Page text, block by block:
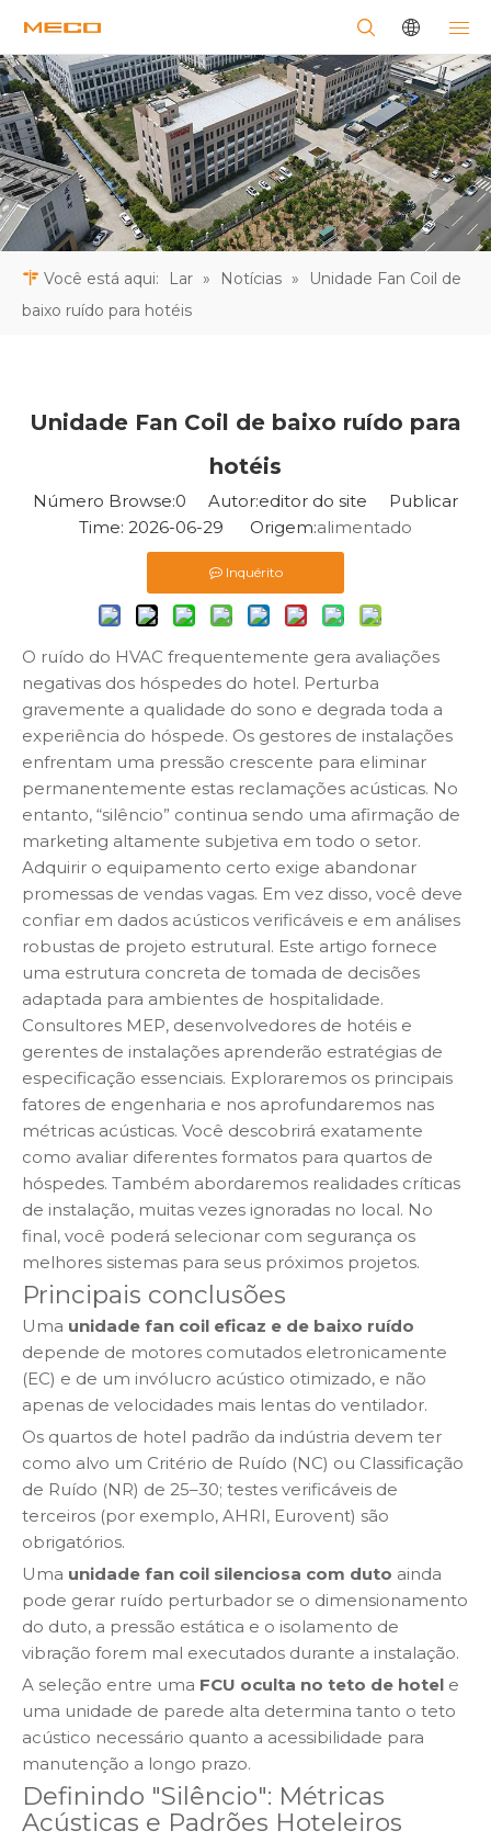
Você está aqui: Lar » Notícias »
Unidade Fan Coil de
baixo ruído para hotéis
Unidade Fan Coil de baixo ruído para
hotéis
Número Browse:0 Autor:editor do site Publicar
Time: 2026-06-29 Origem:alimentado
Inquérito
O ruído do HVAC frequentemente gera avaliações
negativas dos hóspedes do hotel. Perturba
gravemente a qualidade do sono e degrada toda a
experiência do hóspede. Os gestores de instalações
enfrentam uma pressão crescente para eliminar
permanentemente estas reclamações acústicas. No
entanto, “silêncio” continua sendo uma afirmação de
marketing altamente subjetiva em todo o setor.
Adquirir o equipamento certo exige abandonar
promessas de vendas vagas. Em vez disso, você deve
confiar em dados acústicos verificáveis ​​e em análises
robustas de projeto estrutural. Este artigo fornece
uma estrutura concreta de tomada de decisões
adaptada para ambientes de hospitalidade.
Consultores MEP, desenvolvedores de hotéis e
gerentes de instalações aprenderão estratégias de
especificação essenciais. Exploraremos os principais
fatores de engenharia e nos aprofundaremos nas
métricas acústicas. Você descobrirá exatamente
como avaliar diferentes formatos para quartos de
hóspedes. Também abordaremos realidades críticas
de instalação, muitas vezes ignoradas no local. No
final, você poderá selecionar com segurança os
melhores sistemas para seus próximos projetos.
Principais conclusões
Uma unidade fan coil eficaz e de baixo ruído
depende de motores comutados eletronicamente
(EC) e de um invólucro acústico otimizado, e não
apenas de velocidades mais lentas do ventilador.
Os quartos de hotel padrão da indústria devem ter
como alvo um Critério de Ruído (NC) ou Classificação
de Ruído (NR) de 25–30; testes verificáveis ​​de
terceiros (por exemplo, AHRI, Eurovent) são
obrigatórios.
Uma unidade fan coil silenciosa com duto ainda
pode gerar ruído perturbador se o dimensionamento
do duto, a pressão estática e o isolamento de
vibração forem mal executados durante a instalação.
A seleção entre uma FCU oculta no teto de hotel e
uma unidade de parede alta determina tanto o teto
acústico necessário quanto a acessibilidade para
manutenção a longo prazo.
Definindo "Silêncio": Métricas
Acústicas e Padrões Hoteleiros